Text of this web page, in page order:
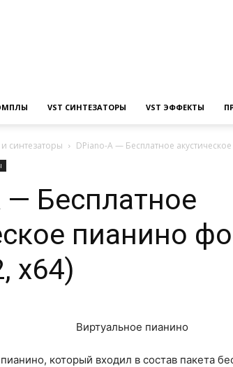
VST СИНТЕЗАТОРЫ VST ЭФФЕКТЫ
синтезаторы DPiano-A — Бесплатное
— Бесплатное
пианино
x64)
который входил в состав пакета